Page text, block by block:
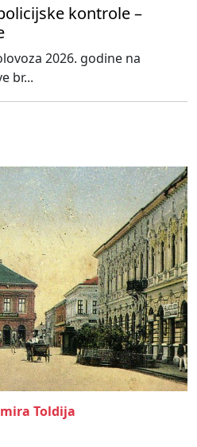
kontrole –
2026. godine na
br...
Toldija